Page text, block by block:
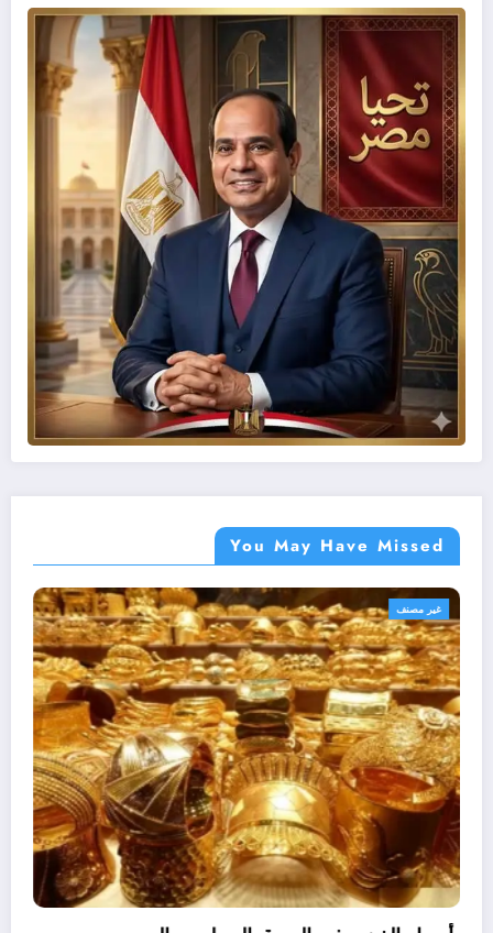
You May Have Missed
أهم الأخبار غير مصنف مصر
اللواء هشام آمنة : تمويل 394 مشروعاً صغيراً
ومتناهى الصغر بجملة استثمارات 6 ملايين جنيه